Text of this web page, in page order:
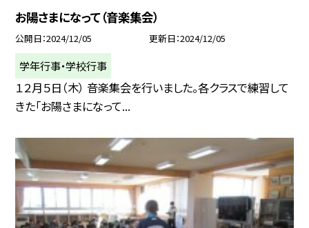
お陽さまになって（音楽集会）
公開日 2024/12/05 更新日 2024/12/05
学年行事・学校行事
１２月５日（木） 音楽集会を行いました。各クラスで練習して
きた「お陽さまになって...